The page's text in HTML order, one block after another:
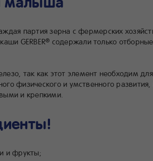
партия зерна с фермерских
GERBER® содержали только
так как этот элемент необходим
физического и умственного
и крепкими.
и фрукты;